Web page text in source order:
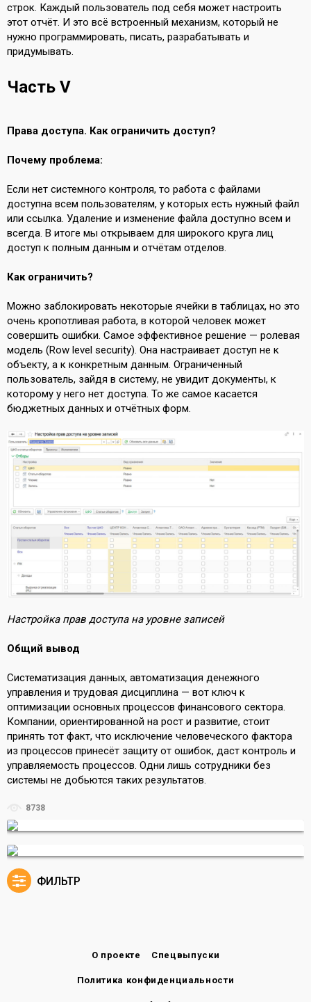
строк. Каждый пользователь под себя может настроить
этот отчёт. И это всё встроенный механизм, который не
нужно программировать, писать, разрабатывать и
придумывать.
Часть V
Права доступа. Как ограничить доступ?
Почему проблема:
Если нет системного контроля, то работа с файлами
доступна всем пользователям, у которых есть нужный файл
или ссылка. Удаление и изменение файла доступно всем и
всегда. В итоге мы открываем для широкого круга лиц
доступ к полным данным и отчётам отделов.
Как ограничить?
Можно заблокировать некоторые ячейки в таблицах, но это
очень кропотливая работа, в которой человек может
совершить ошибки. Самое эффективное решение — ролевая
модель (Row level security). Она настраивает доступ не к
объекту, а к конкретным данным. Ограниченный
пользователь, зайдя в систему, не увидит документы, к
которому у него нет доступа. То же самое касается
бюджетных данных и отчётных форм.
Настройка прав доступа на уровне записей
Общий вывод
Систематизация данных, автоматизация денежного
управления и трудовая дисциплина — вот ключ к
оптимизации основных процессов финансового сектора.
Компании, ориентированной на рост и развитие, стоит
принять тот факт, что исключение человеческого фактора
из процессов принесёт защиту от ошибок, даст контроль и
управляемость процессов. Одни лишь сотрудники без
системы не добьются таких результатов.
8738
ФИЛЬТР
О проекте Спецвыпуски
Политика конфиденциальности